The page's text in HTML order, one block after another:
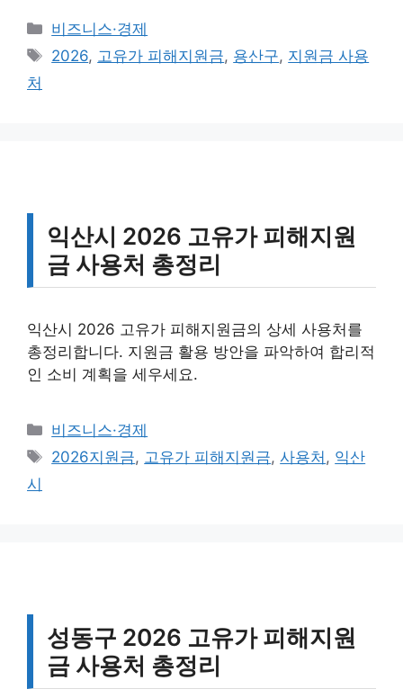
카
테
비즈니스·경제
태
2026, 고유가 피해지원금, 용산구, 지원금 사용
처
익산시 2026 고유가 피해지원
금 사용처 총정리
익산시 2026 고유가 피해지원금의 상세 사용처를
총정리합니다. 지원금 활용 방안을 파악하여 합리적
인 소비 계획을 세우세요.
카
테
비즈니스·경제
태
2026지원금, 고유가 피해지원금,사용처 , 익산
시
성동구 2026 고유가 피해지원
금 사용처 총정리